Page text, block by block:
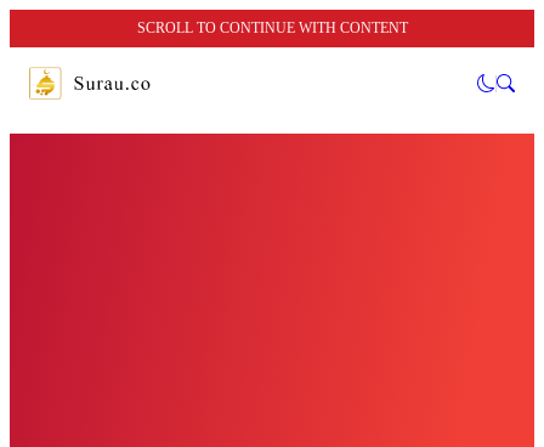
SCROLL TO CONTINUE WITH CONTENT